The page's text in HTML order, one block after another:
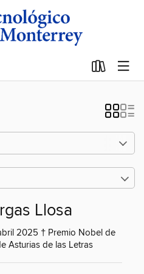
Llosa
2025 † Premio Nobel de
Asturias de las Letras